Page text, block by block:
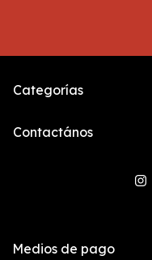
Categorías
Contactános
Medios de pago